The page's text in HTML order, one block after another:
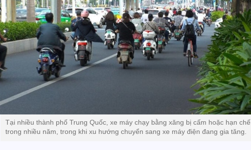
Tại nhiều thành phố Trung Quốc, xe máy chạy bằng xăng bị cấm hoặc hạn chế
trong nhiều năm, trong khi xu hướng chuyển sang xe máy điện đang gia tăng.